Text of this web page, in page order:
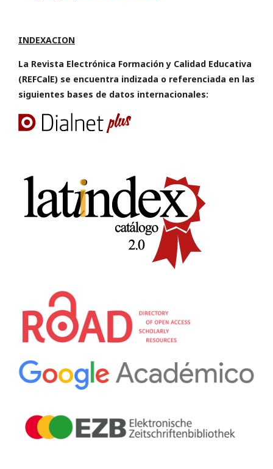
INDEXACION
La Revista Electrónica Formación y Calidad Educativa
(REFCalE) se encuentra indizada o referenciada en las
siguientes bases de datos internacionales: